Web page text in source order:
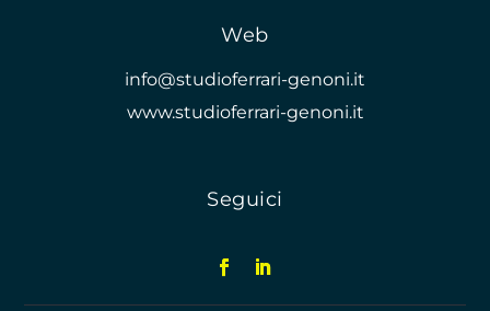
Web
info@studioferrari-genoni.it
www.studioferrari-genoni.it
Seguici